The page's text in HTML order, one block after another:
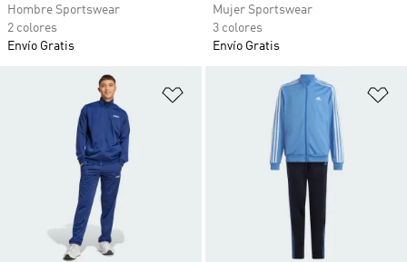
Hombre Sportswear
2 colores
Envío Gratis
Mujer Sportswear
3 colores
Envío Gratis
Añadir a la lista de deseos